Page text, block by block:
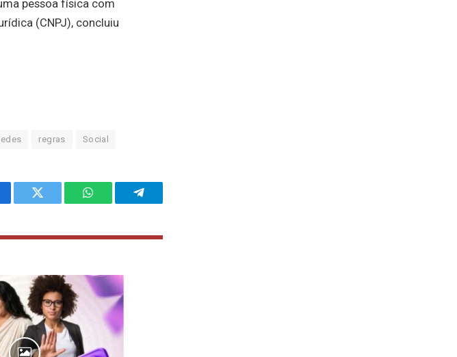
pessoa física com
(CNPJ), concluiu
regras Social
Twitter WhatsAppTelegram